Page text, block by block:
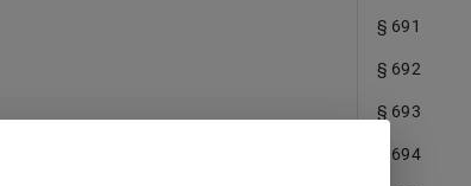
§ 691
§ 692
§ 693
§ 694